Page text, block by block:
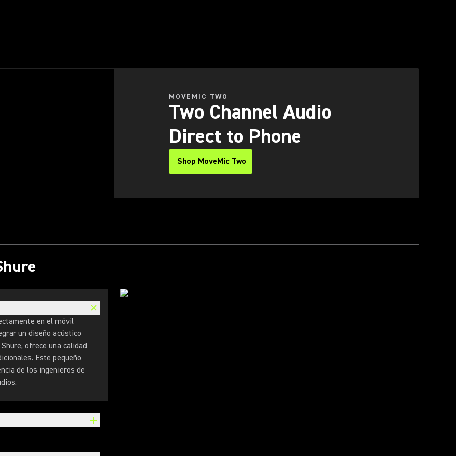
MOVEMIC TWO
Two Channel Audio
Direct to Phone
Shop MoveMic Two
en el móvil
un diseño acústico
ofrece una calidad
Este pequeño
de los ingenieros de